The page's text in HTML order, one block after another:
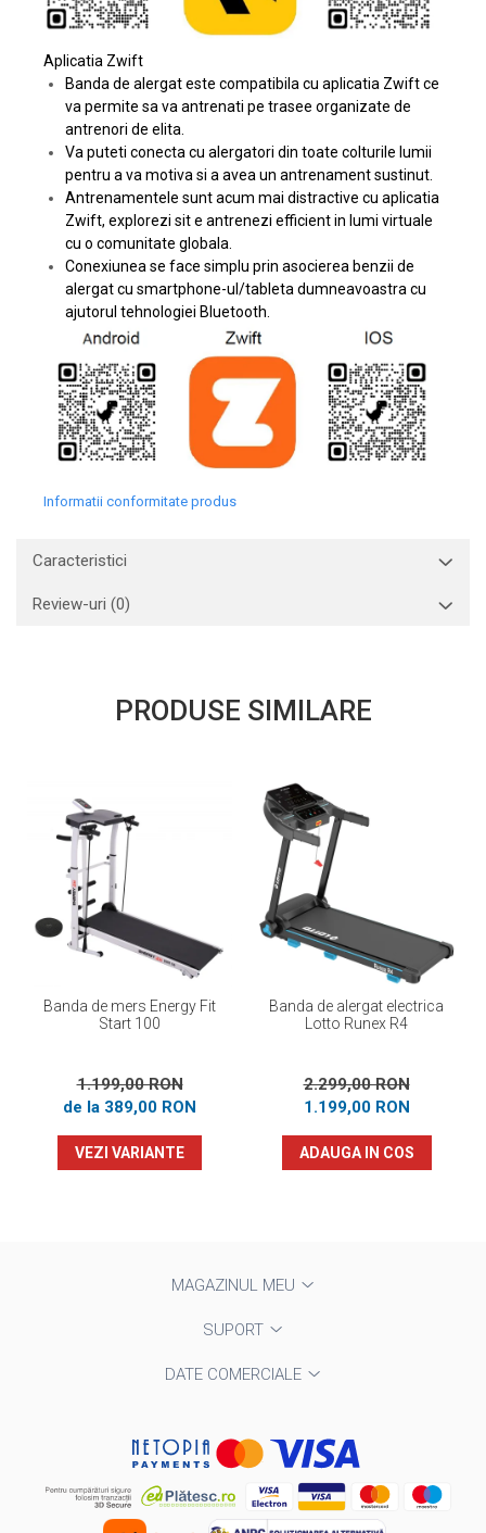
Aplicatia Zwift
Banda de alergat este compatibila cu aplicatia Zwift ce
va permite sa va antrenati pe trasee organizate de
antrenori de elita.
Va puteti conecta cu alergatori din toate colturile lumii
pentru a va motiva si a avea un antrenament sustinut.
Antrenamentele sunt acum mai distractive cu aplicatia
Zwift, explorezi sit e antrenezi efficient in lumi virtuale
cu o comunitate globala.
Conexiunea se face simplu prin asocierea benzii de
alergat cu smartphone-ul/tableta dumneavoastra cu
ajutorul tehnologiei Bluetooth.
Informatii conformitate produs
Caracteristici
Review-uri (0)
PRODUSE SIMILARE
Banda de mers Energy Fit
Start 100
1.199,00 RON
de la 389,00 RON
VEZI VARIANTE
Banda de alergat electrica
Lotto Runex R4
2.299,00 RON
1.199,00 RON
ADAUGA IN COS
MAGAZINUL MEU
SUPORT
DATE COMERCIALE